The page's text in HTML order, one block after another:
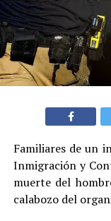
Familiares de un
Inmigración y
muerte del
calabozo del